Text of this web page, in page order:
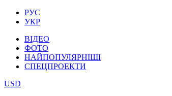
РУС
УКР
ВІДЕО
ФОТО
НАЙПОПУЛЯРНІШІ
СПЕЦПРОЕКТИ
USD